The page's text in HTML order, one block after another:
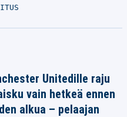
Unitedille raju
vain hetkeä ennen
alkua – pelaajan